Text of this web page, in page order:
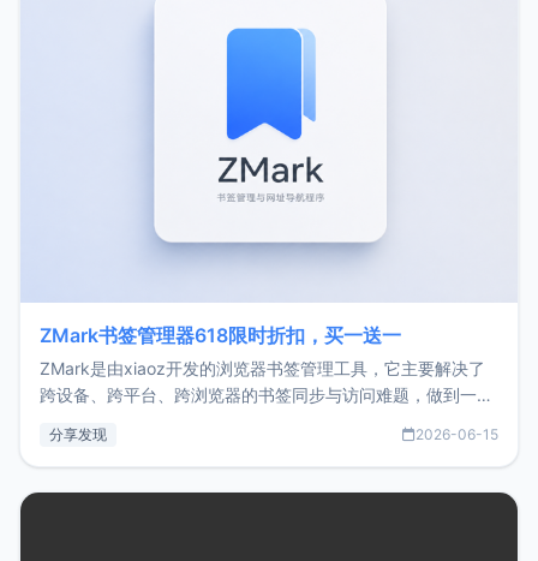
ZMark书签管理器618限时折扣，买一送一
ZMark是由xiaoz开发的浏览器书签管理工具，它主要解决了
跨设备、跨平台、跨浏览器的书签同步与访问难题，做到一处
用，让管理更高效。ZMark官网地址：
分享发现 2026-06-15